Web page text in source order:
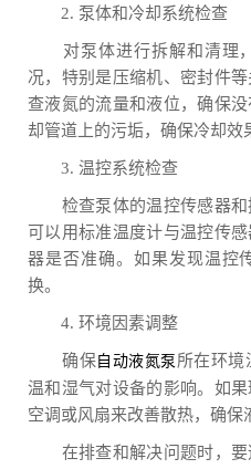
2. 泵体和冷却系统检查
对泵体进行拆解和清理，
况，特别是压缩机、密封件
查液氮的流量和液位，确保
却管道上的污垢，确保冷却效
3. 温控系统检查
检查泵体的温控传感器和
可以用标准温度计与温控传
器是否准确。如果发现温控
换。
4. 环境因素调整
确保 自动液氮泵 所在环境
温和湿气对设备的影响。如
空调或风扇来改善散热，确保
在排查和解决问题时，要